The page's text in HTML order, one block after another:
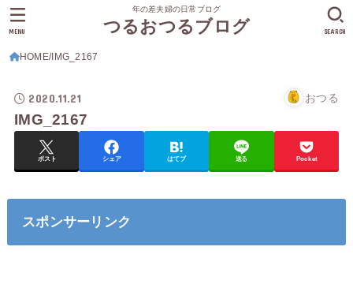
年の差夫婦の日常ブログ
つるおつるブログ SEARCH
MENU
HOME IMG_2167
2020.11.21 おつる
IMG_2167
ポスト シェア はてブ 送る Pocket
スポンサーリンク